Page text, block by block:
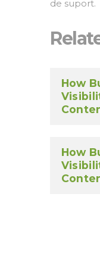
de suport.
How
How